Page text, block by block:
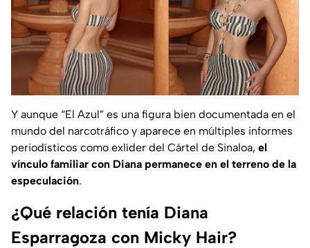
Y aunque “El Azul” es una figura bien documentada en el
mundo del narcotráfico y aparece en múltiples informes
periodísticos como exlíder del Cártel de Sinaloa, el
vínculo familiar con Diana permanece en el terreno de la
especulación.
¿Qué relación tenía Diana
Esparragoza con Micky Hair?